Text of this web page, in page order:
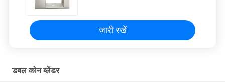
जारी रखें
डबल कोन ब्लेंडर